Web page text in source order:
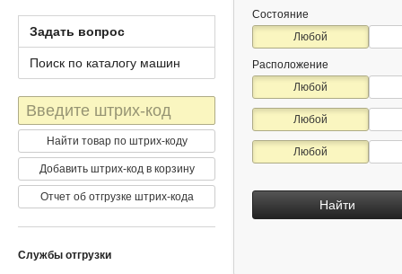
Состояние
Любой
Расположение
Любой
Любой
Любой
Найти
Задать вопрос
Поиск по каталогу машин
Штрих-
код
Найти товар по штрих-коду
Добавить штрих-код в корзину
Отчет об отгрузке штрих-кода
Службы отгрузки